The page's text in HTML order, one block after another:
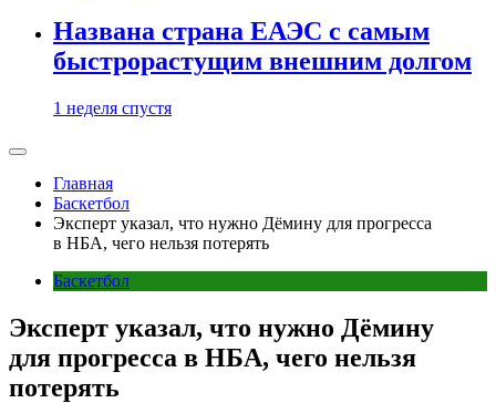
Названа страна ЕАЭС с самым
быстрорастущим внешним долгом
1 неделя спустя
Главная
Баскетбол
Эксперт указал, что нужно Дёмину для прогресса
в НБА, чего нельзя потерять
Баскетбол
Эксперт указал, что нужно Дёмину
для прогресса в НБА, чего нельзя
потерять